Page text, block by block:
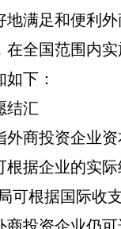
满足和便利
全国范围内
下：
结汇
商投资企业
据企业的实
可根据国际收